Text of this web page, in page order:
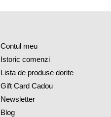
Contul meu
Istoric comenzi
Lista de produse dorite
Gift Card Cadou
Newsletter
Blog